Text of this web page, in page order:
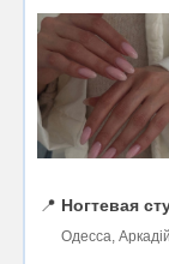
📍 Ногтевая
Одесса,